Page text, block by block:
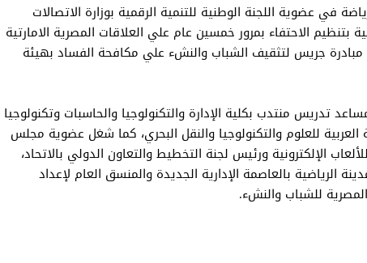
في عضوية اللجنة الوطنية للتنمية الرقمية بوزارة الاتصالات
بتنظيم الاحتفاء بمرور خمسين عام علي العلاقات المصرية الامارتية
مبادرة جريس لتثقيف الشباب والنشء علي مكافحة الفساد بهيئة
تدريس منتدب بكلية الإدارة والتكنولوجيا والحاسبات وتكنولوجيا
العربية للعلوم والتكنولوجيا والنقل البحري، كما شغل عضوية مجلس
الإلكترونية ورئيس لجنة التخطيط والتعاون الدولي بالاتحاد،
الرياضية بالعاصمة الإدارية الجديدة والمنسق العام لإعداد
للشباب والنشء.